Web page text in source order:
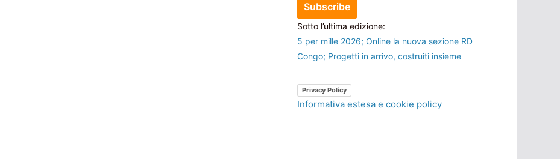
Sotto l’ultima edizione:
5 per mille 2026; Online la nuova sezione RD
Congo; Progetti in arrivo, costruiti insieme
Privacy Policy
Informativa estesa e cookie policy